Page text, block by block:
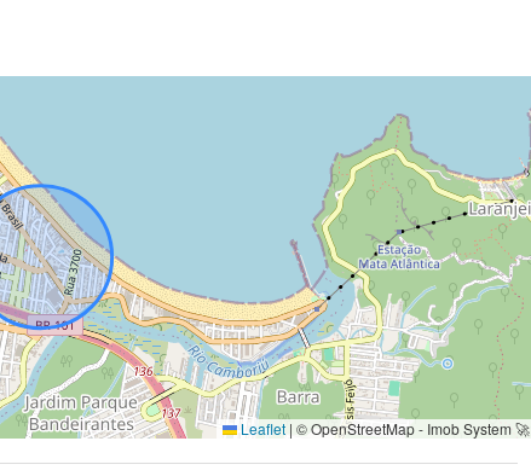
Leaflet | © OpenStreetMap - Imob System 🚀